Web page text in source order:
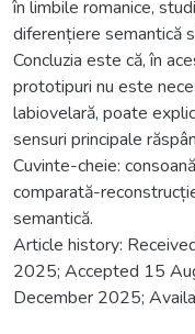
în limbile romanice,
diferențiere semantică
Concluzia este că, în
prototipuri nu este
labiovelară, poate
sensuri principale
Cuvinte-cheie:
comparată-
semantică.
Article history:
2025; Accepted 15
December 2025;